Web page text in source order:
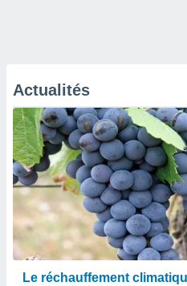
Actualités
Le réchauffement